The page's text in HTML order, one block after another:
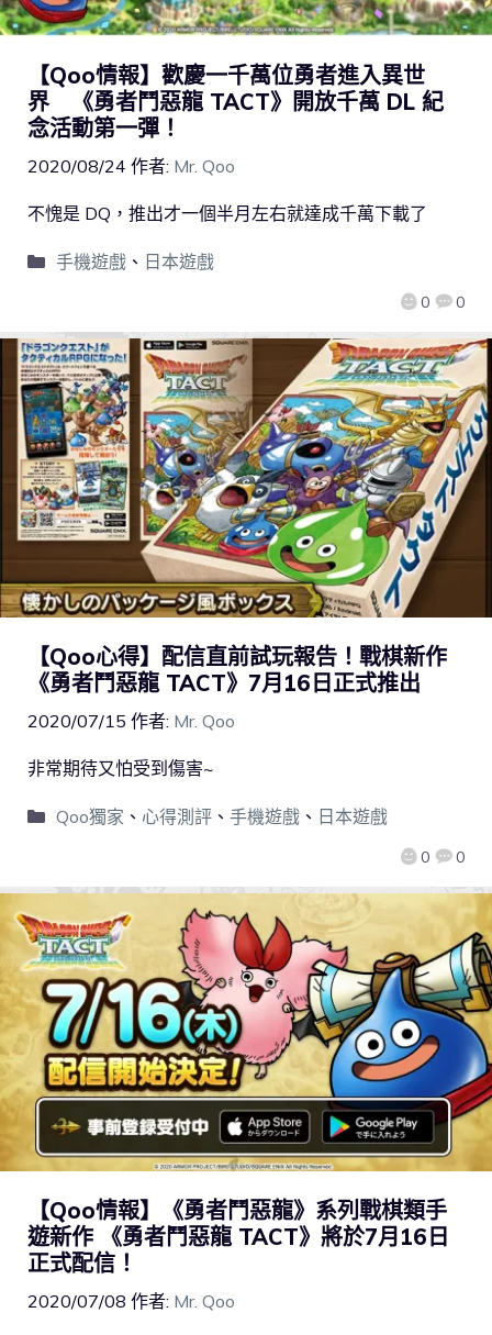
【Qoo情報】歡慶一千萬位勇者進入異世
界 《勇者鬥惡龍 TACT》開放千萬 DL 紀
念活動第一彈！
2020/08/24 作者: Mr. Qoo
0 0
不愧是 DQ，推出才一個半月左右就達成千萬下載了
手機遊戲、 日本遊戲
【Qoo心得】配信直前試玩報告！戰棋新作
《勇者鬥惡龍 TACT》7月16日正式推出
2020/07/15 作者: Mr. Qoo
0 0
非常期待又怕受到傷害~
Qoo獨家 、 心得測評、 手機遊戲、 日本遊戲
【Qoo情報】《勇者鬥惡龍》系列戰棋類手
遊新作 《勇者鬥惡龍 TACT》將於7月16日
正式配信！
2020/07/08 作者: Mr. Qoo